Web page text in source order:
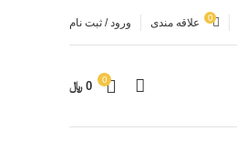
0 علاقه مندی ورود / ثبت نام
0
0 ﷼